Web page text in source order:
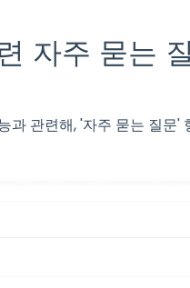
자주 묻는
관련해, '자주 묻는 질문'